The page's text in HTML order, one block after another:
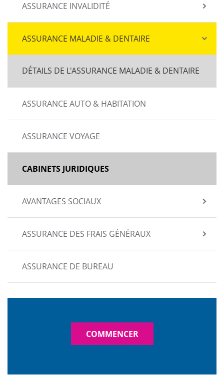
ASSURANCE INVALIDITÉ
ASSURANCE MALADIE & DENTAIRE
DÉTAILS DE L'ASSURANCE MALADIE & DENTAIRE
ASSURANCE AUTO & HABITATION
ASSURANCE VOYAGE
CABINETS JURIDIQUES
AVANTAGES SOCIAUX
ASSURANCE DES FRAIS GÉNÉRAUX
ASSURANCE DE BUREAU
COMMENCER